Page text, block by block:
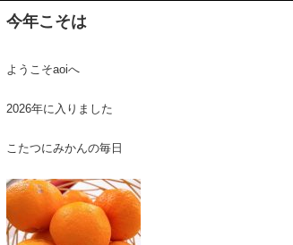
今年こそは
ようこそaoiへ
2026年に入りました
こたつにみかんの毎日